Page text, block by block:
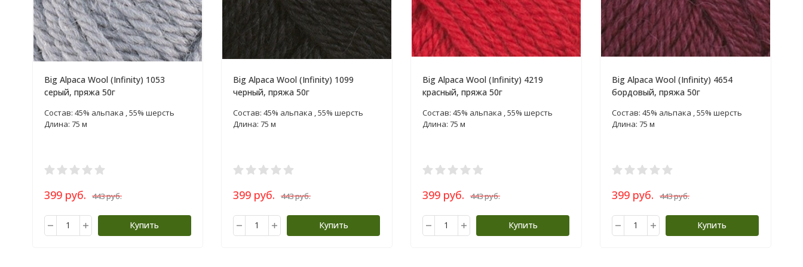
Big Alpaca Wool (Infinity) 1053
серый, пряжа 50г
Состав: 45% альпака , 55% шерсть
Длина: 75 м
399 руб. 443 руб.
Купить
Big Alpaca Wool (Infinity) 1099
черный, пряжа 50г
Состав: 45% альпака , 55% шерсть
Длина: 75 м
399 руб. 443 руб.
Купить
Big Alpaca Wool (Infinity) 4219
красный, пряжа 50г
Состав: 45% альпака , 55% шерсть
Длина: 75 м
399 руб. 443 руб.
Купить
Big Alpaca Wool (Infinity) 4654
бордовый, пряжа 50г
Состав: 45% альпака , 55% шерсть
Длина: 75 м
399 руб. 443 руб.
Купить